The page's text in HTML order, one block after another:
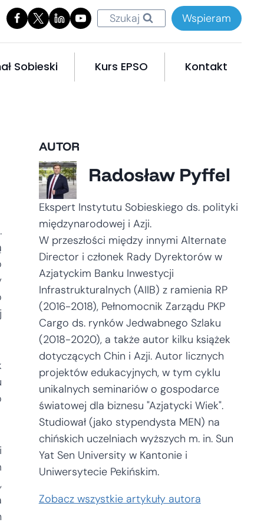
Szukaj Wspieram
Sobieski Kurs EPSO Kontakt
AUTOR
Radosław Pyffel
Ekspert Instytutu Sobieskiego ds. polityki
międzynarodowej i Azji.
W przeszłości między innymi Alternate
Director i członek Rady Dyrektorów w
Azjatyckim Banku Inwestycji
Infrastrukturalnych (AIIB) z ramienia RP
(2016-2018), Pełnomocnik Zarządu PKP
Cargo ds. rynków Jedwabnego Szlaku
(2018-2020), a także autor kilku książek
dotyczących Chin i Azji. Autor licznych
projektów edukacyjnych, w tym cyklu
unikalnych seminariów o gospodarce
światowej dla biznesu "Azjatycki Wiek".
Studiował (jako stypendysta MEN) na
chińskich uczelniach wyższych m. in. Sun
Yat Sen University w Kantonie i
Uniwersytecie Pekińskim.
Zobacz wszystkie artykuły autora